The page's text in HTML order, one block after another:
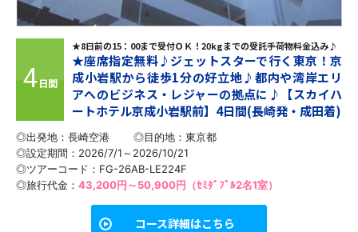
4日間
★8日前の15：00まで受付ＯＫ！20kgまでの受託手荷物料金込み♪
★座席指定無料♪ジェットスターで行く東京！京
成小岩駅から徒歩1分の好立地♪都内や湾岸エリ
アへのビジネス・レジャーの拠点に♪【スカイハ
ートホテル京成小岩駅前】4日間(長崎発・成田着)
◎出発地：長崎空港 ◎目的地： 東京都
◎設定期間：2026/7/1～2026/10/21
◎ツアーコード：FG-26AB-LE224F
◎旅行代金： 43,200円～50,900円（ｾﾐﾀﾞﾌﾞﾙ2名1室）
コース詳細はこちら